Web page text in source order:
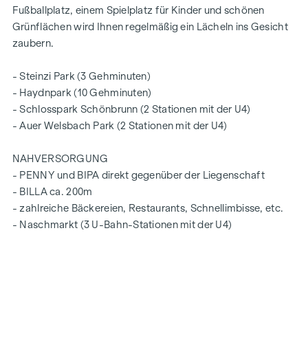
Fußballplatz, einem Spielplatz für Kinder und schönen
Grünflächen wird Ihnen regelmäßig ein Lächeln ins Gesicht
zaubern.
- Steinzi Park (3 Gehminuten)
- Haydnpark (10 Gehminuten)
- Schlosspark Schönbrunn (2 Stationen mit der U4)
- Auer Welsbach Park (2 Stationen mit der U4)
NAHVERSORGUNG
- PENNY und BIPA direkt gegenüber der Liegenschaft
- BILLA ca. 200m
- zahlreiche Bäckereien, Restaurants, Schnellimbisse, etc.
- Naschmarkt (3 U-Bahn-Stationen mit der U4)